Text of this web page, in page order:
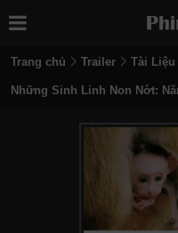
Trang chủ Trailer Tài Liệu
Những Sinh Linh Non Nớt: